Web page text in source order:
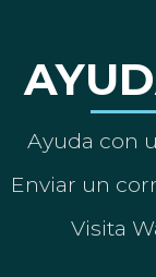
Ayuda con
Enviar un
Visita